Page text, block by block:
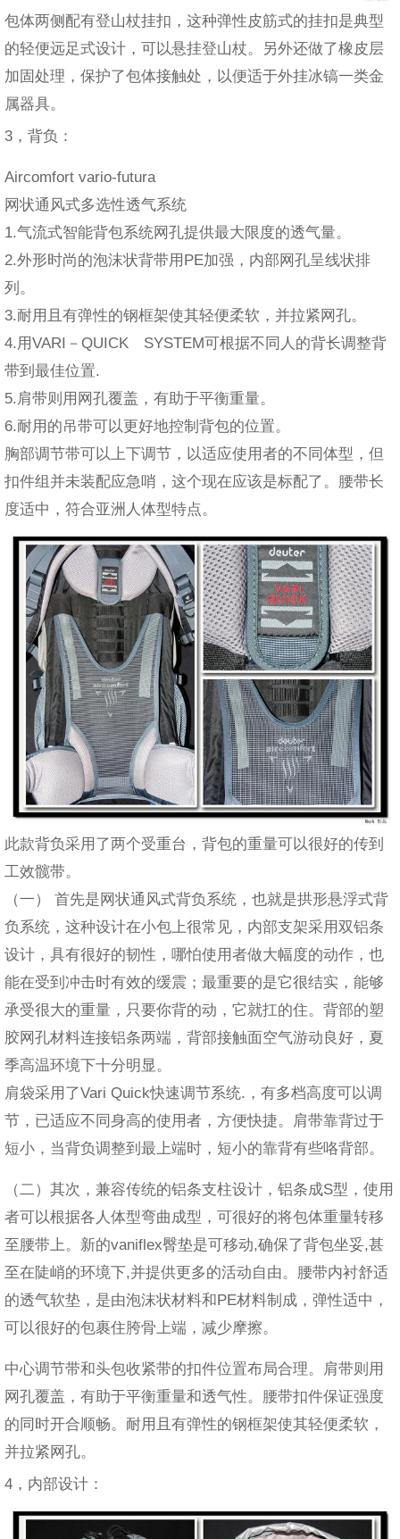
包体两侧配有登山杖挂扣，这种弹性皮筋式的挂扣是典型
的轻便远足式设计，可以悬挂登山杖。另外还做了橡皮层
加固处理，保护了包体接触处，以便适于外挂冰镐一类金
属器具。
3，背负：
Aircomfort vario-futura
网状通风式多选性透气系统
1.气流式智能背包系统网孔提供最大限度的透气量。
2.外形时尚的泡沫状背带用PE加强，内部网孔呈线状排
列。
3.耐用且有弹性的钢框架使其轻便柔软，并拉紧网孔。
4.用VARI－QUICK SYSTEM可根据不同人的背长调整背
带到最佳位置.
5.肩带则用网孔覆盖，有助于平衡重量。
6.耐用的吊带可以更好地控制背包的位置。
胸部调节带可以上下调节，以适应使用者的不同体型，但
扣件组并未装配应急哨，这个现在应该是标配了。腰带长
度适中，符合亚洲人体型特点。
此款背负采用了两个受重台，背包的重量可以很好的传到
工效髋带。
（一） 首先是网状通风式背负系统，也就是拱形悬浮式背
负系统，这种设计在小包上很常见，内部支架采用双铝条
设计，具有很好的韧性，哪怕使用者做大幅度的动作，也
能在受到冲击时有效的缓震；最重要的是它很结实，能够
承受很大的重量，只要你背的动，它就扛的住。背部的塑
胶网孔材料连接铝条两端，背部接触面空气游动良好，夏
季高温环境下十分明显。
肩袋采用了Vari Quick快速调节系统.，有多档高度可以调
节，已适应不同身高的使用者，方便快捷。肩带靠背过于
短小，当背负调整到最上端时，短小的靠背有些咯背部。
（二）其次，兼容传统的铝条支柱设计，铝条成S型，使用
者可以根据各人体型弯曲成型，可很好的将包体重量转移
至腰带上。新的vaniflex臀垫是可移动,确保了背包坐妥,甚
至在陡峭的环境下,并提供更多的活动自由。腰带内衬舒适
的透气软垫，是由泡沫状材料和PE材料制成，弹性适中，
可以很好的包裹住胯骨上端，减少摩擦。
中心调节带和头包收紧带的扣件位置布局合理。肩带则用
网孔覆盖，有助于平衡重量和透气性。腰带扣件保证强度
的同时开合顺畅。耐用且有弹性的钢框架使其轻便柔软，
并拉紧网孔。
4，内部设计：